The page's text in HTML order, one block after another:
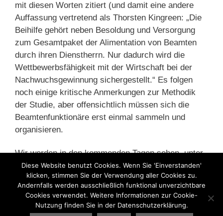
mit diesen Worten zitiert (und damit eine andere
Auffassung vertretend als Thorsten Kingreen: „Die
Beihilfe gehört neben Besoldung und Versorgung
zum Gesamtpaket der Alimentation von Beamten
durch ihren Dienstherrn. Nur dadurch wird die
Wettbewerbsfähigkeit mit der Wirtschaft bei der
Nachwuchsgewinnung sichergestellt.“ Es folgen
noch einige kritische Anmerkungen zur Methodik
der Studie, aber offensichtlich müssen sich die
Beamtenfunktionäre erst einmal sammeln und
organisieren.
Wir werden in den kommenden Tagen sehen, unter
welchen Beschuss die Vorschläge kommen werden.
Kategorien
Beamte,Bürgerversicherung,
Gesundheitspolitik,Krankenversicherung
Diese Website benutzt Cookies. Wenn Sie 'Einverstanden'
klicken, stimmen Sie der Verwendung aller Cookies zu.
Andernfalls werden ausschließlich funktional unverzichtbare
Cookies verwendet. Weitere Informationen zur Cookie-
Nutzung finden Sie in der Datenschutzerklärung.